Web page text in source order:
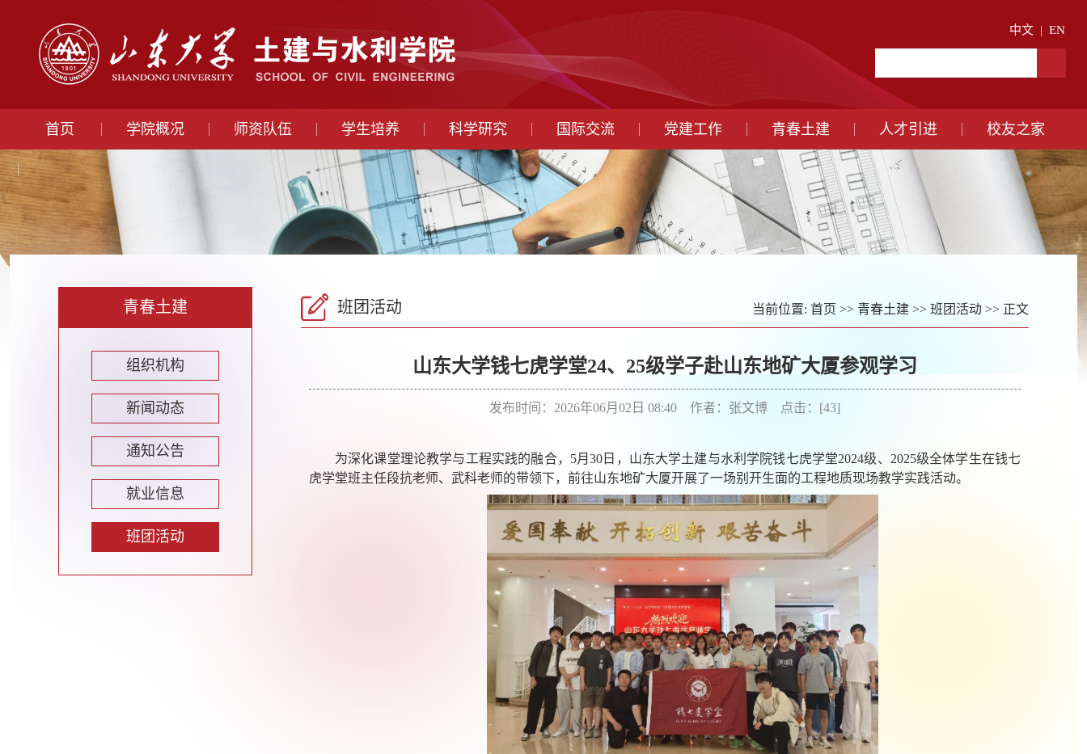
中文 | EN
首页 学院概况 师资队伍 学生培养 科学研究 国际交流 党建工作 青春土建 人才引进 校友之家
青春土建
组织机构
新闻动态
通知公告
就业信息
班团活动
班团活动 当前位置: 首页 >> 青春土建 >> 班团活动 >> 正文
山东大学钱七虎学堂24、25级学子赴山东地矿大厦参观学习
发布时间：2026年06月02日 08:40 作者：张文博 点击：[43]
为深化课堂理论教学与工程实践的融合，5月30日，山东大学土建与水利学院钱七虎学堂2024级、2025级全体学生在钱七
虎学堂班主任段抗老师、 武科老师的带领下， 前往山东地矿大厦开展了一场别开生面的工程地质现场教学实践活动。